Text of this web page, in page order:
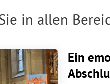
in allen
Ein